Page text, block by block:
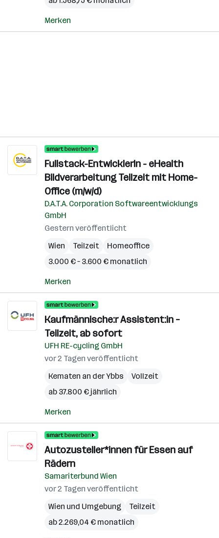
Merken
Fullstack-EntwicklerIn - eHealth
Bildverarbeitung Teilzeit mit Home-
Office (m/w/d)
D.A.T.A. Corporation Softwareentwicklungs
GmbH
Gestern veröffentlicht
Wien
Teilzeit
Homeoffice
3.000 € – 3.600 € monatlich
Merken
Kaufmännische:r Assistent:in –
Teilzeit, ab sofort
UFH RE-cycling GmbH
vor 2 Tagen veröffentlicht
Kematen an der Ybbs
Vollzeit
ab 37.800 € jährlich
Merken
Autozusteller*innen für Essen auf
Rädern
Samariterbund Wien
vor 2 Tagen veröffentlicht
Wien und Umgebung
Teilzeit
ab 2.269,04 € monatlich